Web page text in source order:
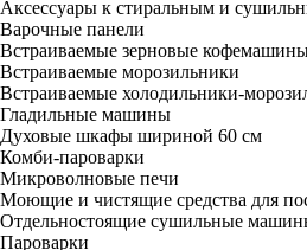
Аксессуары к стиральным и
Варочные панели
Встраиваемые зерновые
Встраиваемые морозильники
Встраиваемые холодильники-
Гладильные машины
Духовые шкафы шириной 60 см
Комби-пароварки
Микроволновые печи
Моющие и чистящие средства для
Отдельностоящие сушильные
Пароварки